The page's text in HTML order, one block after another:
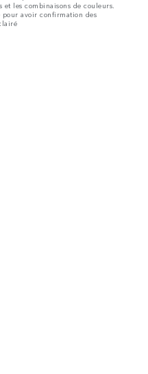
les combinaisons de couleurs.
avoir confirmation des